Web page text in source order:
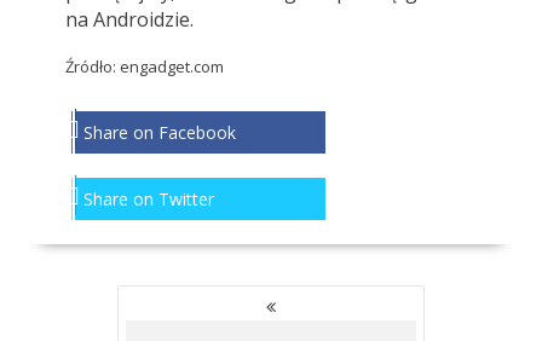
na Androidzie.
Źródło: engadget.com
Share on Facebook
Share on Twitter
NAWIGACJA